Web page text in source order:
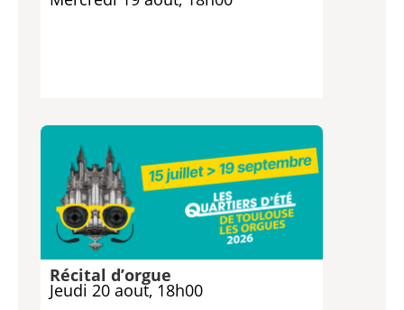
Récital d’orgue
Jeudi 20 aout, 18h00